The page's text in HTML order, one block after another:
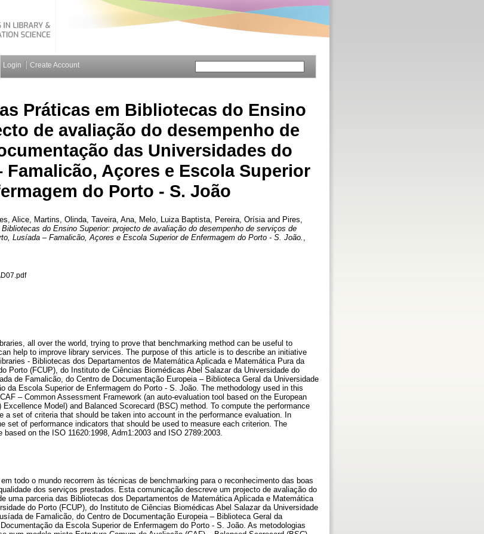
Login Create Account
Práticas em Bibliotecas do Ensino
de avaliação do desempenho de
das Universidades do
Famalicão, Açores e Escola Superior
do Porto - S. João
Alice Martins, Olinda Taveira, Ana Melo, Luiza Baptista Pereira, Orísia and Pires,
do Ensino Superior: projecto de avaliação do desempenho de serviços de
Lusíada – Famalicão, Açores e Escola Superior de Enfermagem do Porto - S. João.
all over the world, trying to prove that benchmarking method can be useful to
help to improve library services. The purpose of this article is to describe an initiative
- Bibliotecas dos Departamentos de Matemática Aplicada e Matemática Pura da
Porto (FCUP), do Instituto de Ciências Biomédicas Abel Salazar da Universidade do
de Famalicão, do Centro de Documentação Europeia – Biblioteca Geral da Universidade
da Escola Superior de Enfermagem do Porto - S. João. The methodology used in this
– Common Assessment Framework (an auto-evaluation tool based on the European
Model) and Balanced Scorecard (BSC) method. To compute the performance
a set of criteria that should be taken into account in the performance evaluation. In
set of performance indicators that should be used to measure each criterion. The
on the ISO 11620:1998, Adm1:2003 and ISO 2789:2003.
todo o mundo recorrem às técnicas de benchmarking para o reconhecimento das boas
dos serviços prestados. Esta comunicação descreve um projecto de avaliação do
uma parceria das Bibliotecas dos Departamentos de Matemática Aplicada e Matemática
do Porto (FCUP), do Instituto de Ciências Biomédicas Abel Salazar da Universidade
de Famalicão, do Centro de Documentação Europeia – Biblioteca Geral da
da Escola Superior de Enfermagem do Porto - S. João. As metodologias